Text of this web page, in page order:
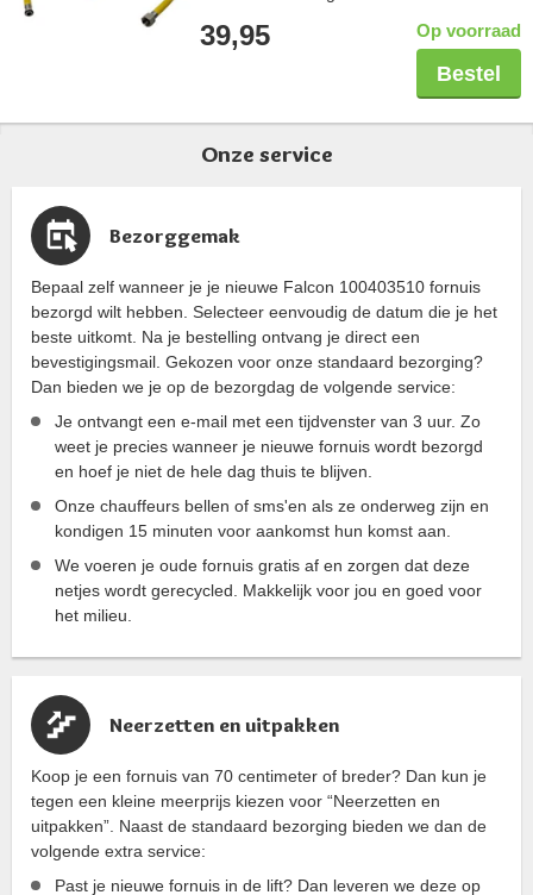
aangesloten kan worden. De tape wordt
gebruikt om de schroefdraadverbinding
veilig af te sluiten. De gehele set is Gastec
39,95 Op voorraad
Bestel
Onze service
Bezorggemak
Bepaal zelf wanneer je je nieuwe Falcon 100403510 fornuis
bezorgd wilt hebben. Selecteer eenvoudig de datum die je het
beste uitkomt. Na je bestelling ontvang je direct een
bevestigingsmail. Gekozen voor onze standaard bezorging?
Dan bieden we je op de bezorgdag de volgende service:
Je ontvangt een e-mail met een tijdvenster van 3 uur. Zo
weet je precies wanneer je nieuwe fornuis wordt bezorgd
en hoef je niet de hele dag thuis te blijven.
Onze chauffeurs bellen of sms'en als ze onderweg zijn en
kondigen 15 minuten voor aankomst hun komst aan.
We voeren je oude fornuis gratis af en zorgen dat deze
netjes wordt gerecycled. Makkelijk voor jou en goed voor
het milieu.
Neerzetten en uitpakken
Koop je een fornuis van 70 centimeter of breder? Dan kun je
tegen een kleine meerprijs kiezen voor “Neerzetten en
uitpakken”. Naast de standaard bezorging bieden we dan de
volgende extra service:
Past je nieuwe fornuis in de lift? Dan leveren we deze op